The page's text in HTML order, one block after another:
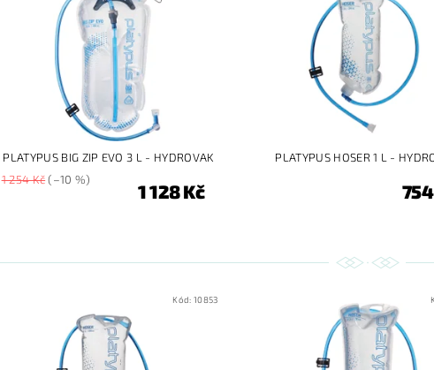
PLATYPUS BIG ZIP EVO 3 L - HYDROVAK
1 254 Kč(–10 %)
1 128 Kč
PLATYPUS HOSER 1 L -
Kód: 10853